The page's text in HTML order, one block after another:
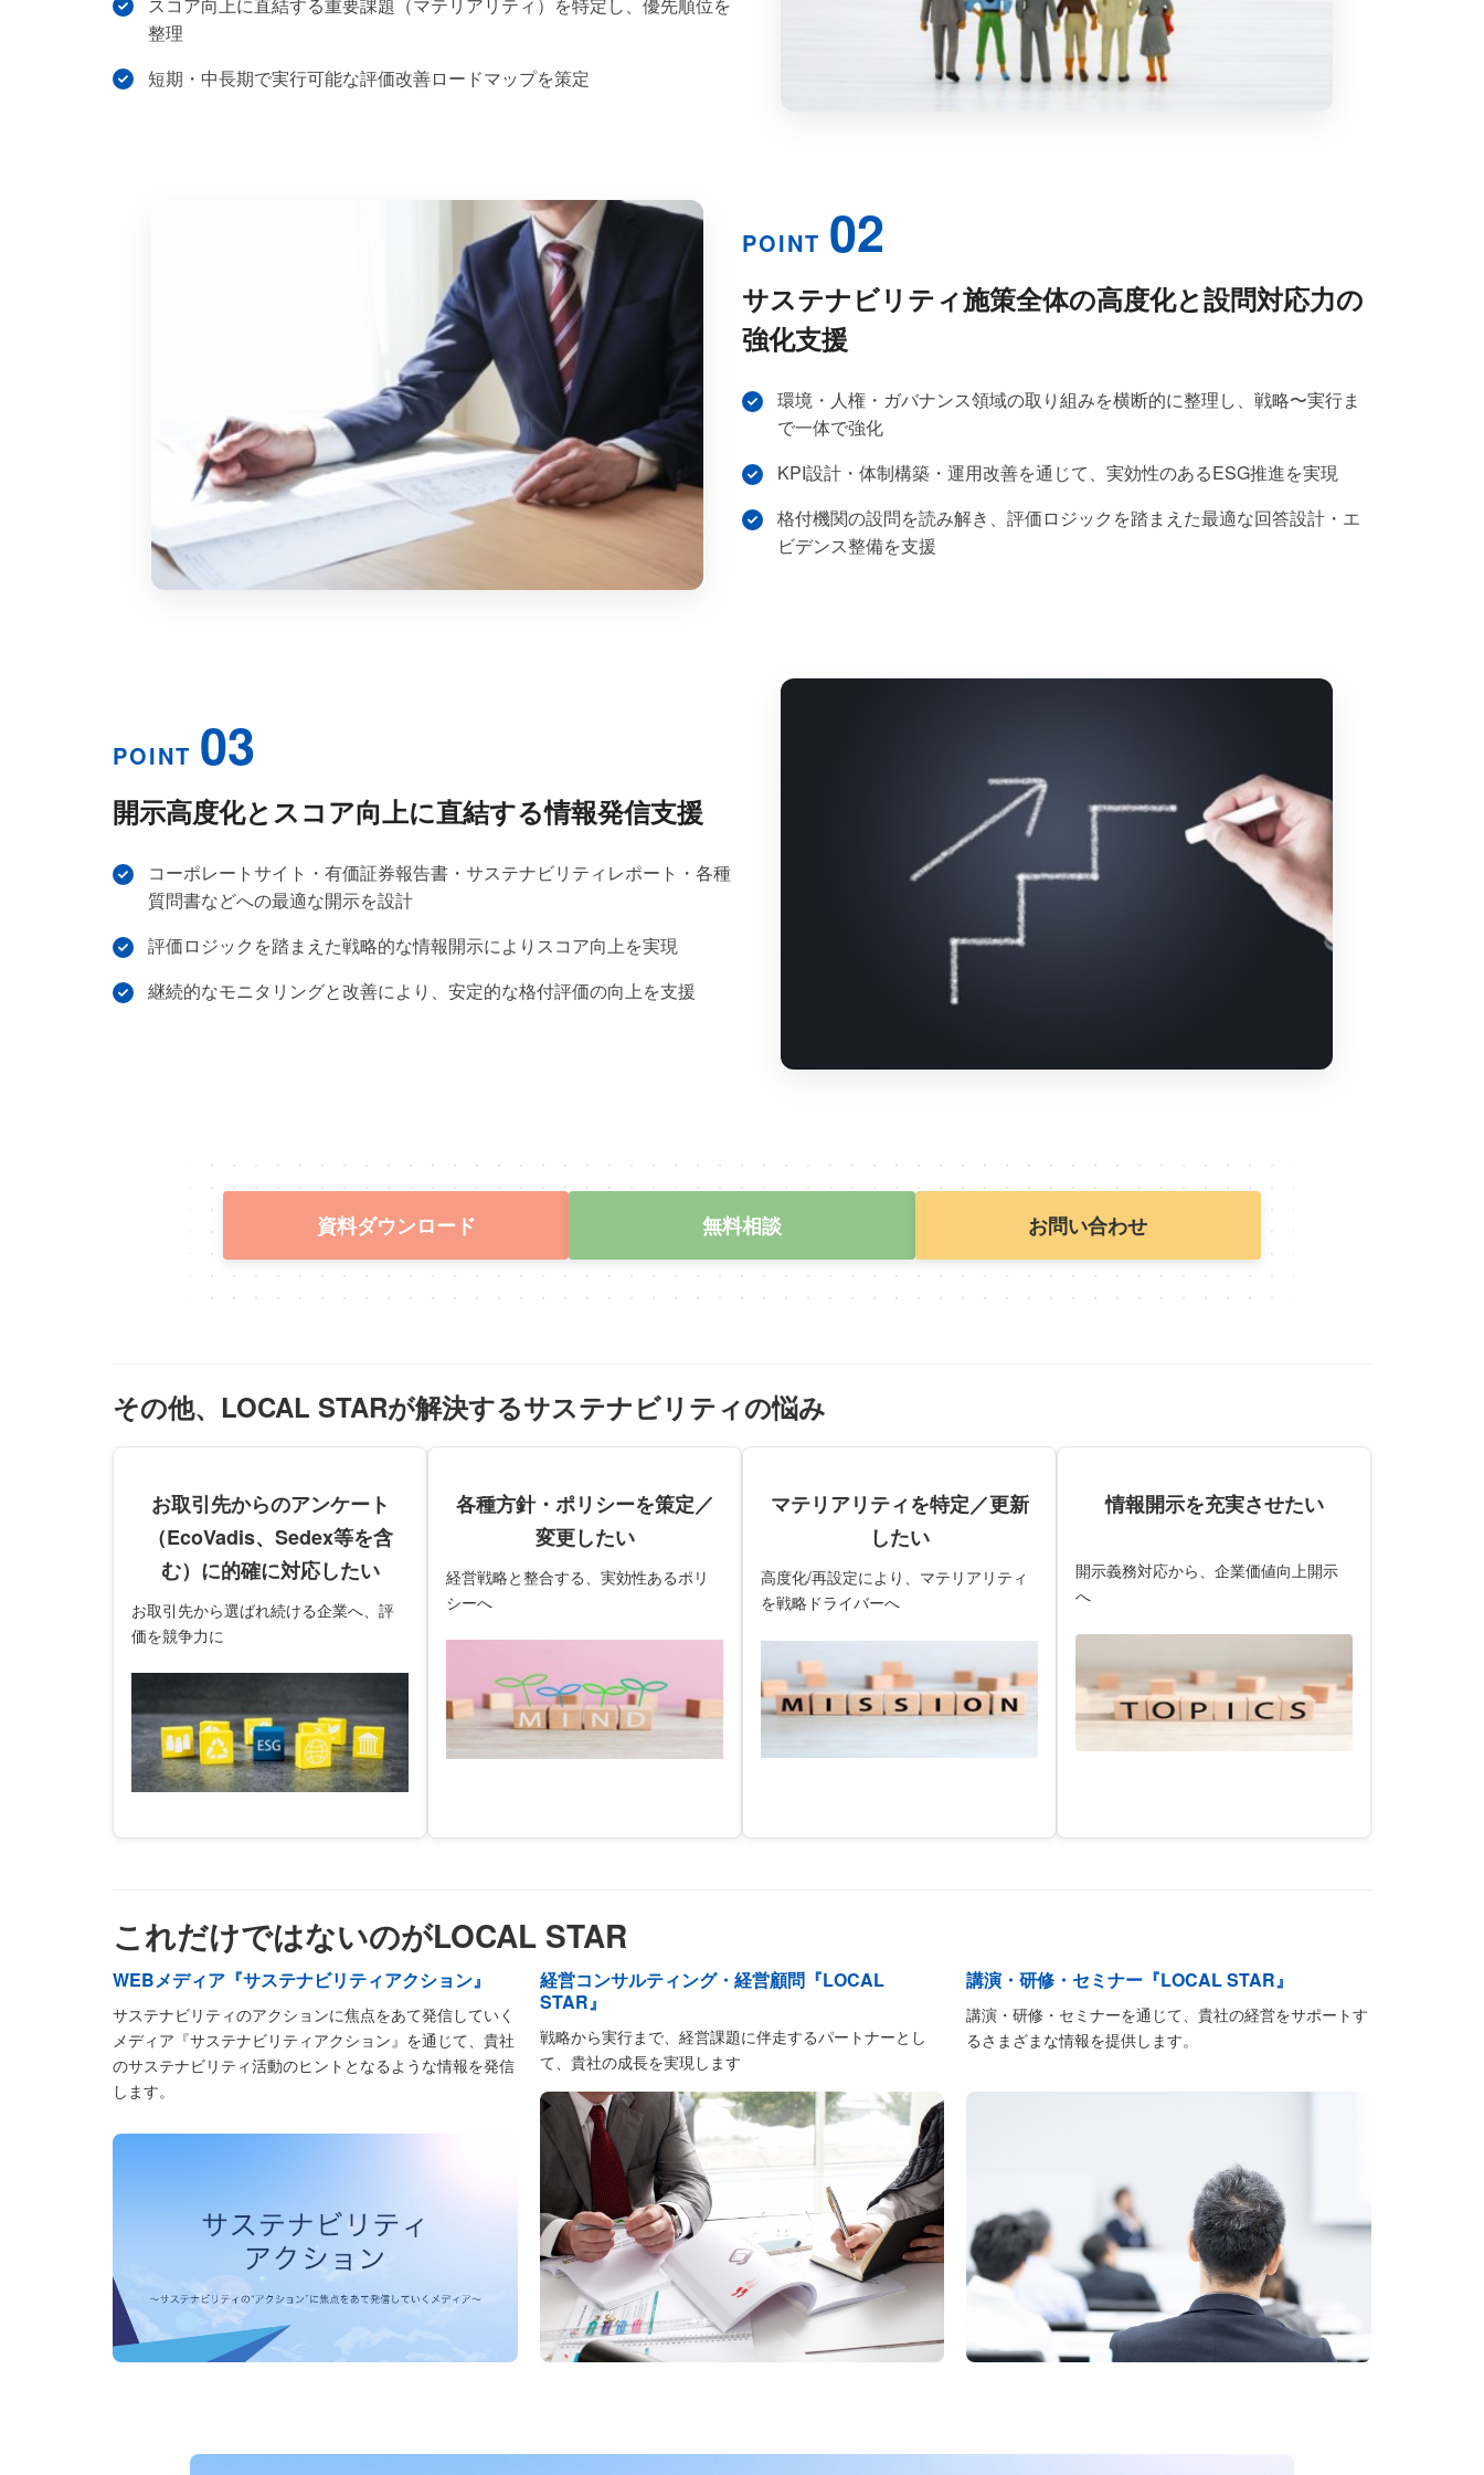
整理
短期・中長期で実行可能な評価改善ロードマップを策定
POINT 02
サステナビリティ施策全体の高度化と設問対応力の
強化支援
環境・人権・ガバナンス領域の取り組みを横断的に整理し、戦略〜実行ま
で一体で強化
KPI設計・体制構築・運用改善を通じて、実効性のあるESG推進を実現
格付機関の設問を読み解き、評価ロジックを踏まえた最適な回答設計・エ
ビデンス整備を支援
POINT 03
開示高度化とスコア向上に直結する情報発信支援
コーポレートサイト・有価証券報告書・サステナビリティレポート・各種
質問書などへの最適な開示を設計
評価ロジックを踏まえた戦略的な情報開示によりスコア向上を実現
継続的なモニタリングと改善により、安定的な格付評価の向上を支援
資料ダウンロード 無料相談 お問い合わせ
その他、LOCAL STARが解決するサステナビリティの悩み
お取引先からのアンケート
（EcoVadis、Sedex等を含
む）に的確に対応したい
お取引先から選ばれ続ける企業へ、評
価を競争力に
各種方針・ポリシーを策定／
変更したい
経営戦略と整合する、実効性あるポリ
シーへ
マテリアリティを特定／更新
したい
高度化/再設定により、マテリアリティ
を戦略ドライバーへ
情報開示を充実させたい
開示義務対応から、企業価値向上開示
へ
これだけではないのがLOCAL STAR
WEBメディア『サステナビリティアクション』
サステナビリティのアクションに焦点をあて発信していく
メディア『サステナビリティアクション』を通じて、貴社
のサステナビリティ活動のヒントとなるような情報を発信
します。
経営コンサルティング・経営顧問『LOCAL
STAR』
戦略から実行まで、経営課題に伴走するパートナーとし
て、貴社の成長を実現します
講演・研修・セミナー『LOCAL STAR』
講演・研修・セミナーを通じて、貴社の経営をサポートす
るさまざまな情報を提供します。